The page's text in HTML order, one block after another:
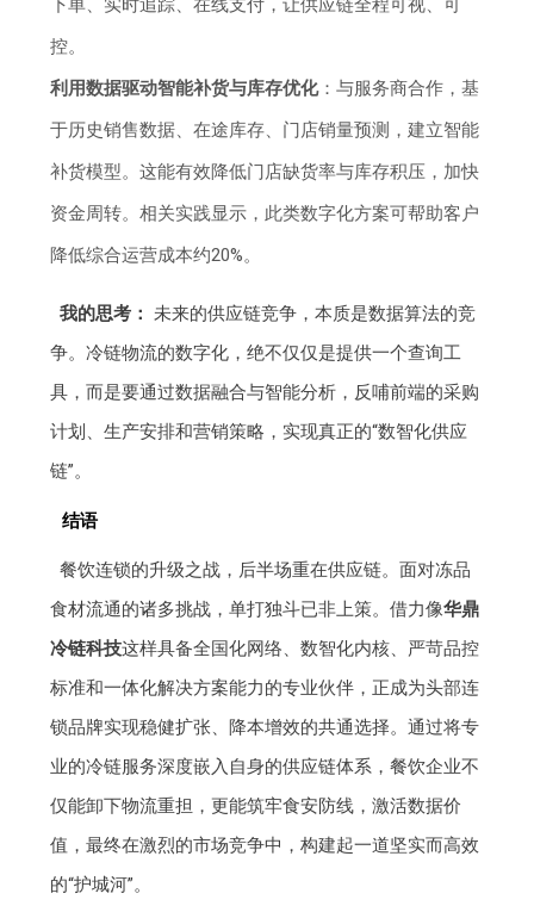
下单、实时追踪、在线支付，让供应链全程可视、可
控。
利用数据驱动智能补货与库存优化：与服务商合作，基
于历史销售数据、在途库存、门店销量预测，建立智能
补货模型。这能有效降低门店缺货率与库存积压，加快
资金周转。相关实践显示，此类数字化方案可帮助客户
降低综合运营成本约20%。
我的思考： 未来的供应链竞争，本质是数据算法的竞
争。冷链物流的数字化，绝不仅仅是提供一个查询工
具，而是要通过数据融合与智能分析，反哺前端的采购
计划、生产安排和营销策略，实现真正的“数智化供应
链”。
结语
餐饮连锁的升级之战，后半场重在供应链。面对冻品
食材流通的诸多挑战，单打独斗已非上策。借力像华鼎
冷链科技这样具备全国化网络、数智化内核、严苛品控
标准和一体化解决方案能力的专业伙伴，正成为头部连
锁品牌实现稳健扩张、降本增效的共通选择。通过将专
业的冷链服务深度嵌入自身的供应链体系，餐饮企业不
仅能卸下物流重担，更能筑牢食安防线，激活数据价
值，最终在激烈的市场竞争中，构建起一道坚实而高效
的“护城河”。